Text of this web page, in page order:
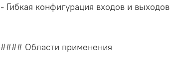
- Гибкая конфигурация входов и
#### Области применения